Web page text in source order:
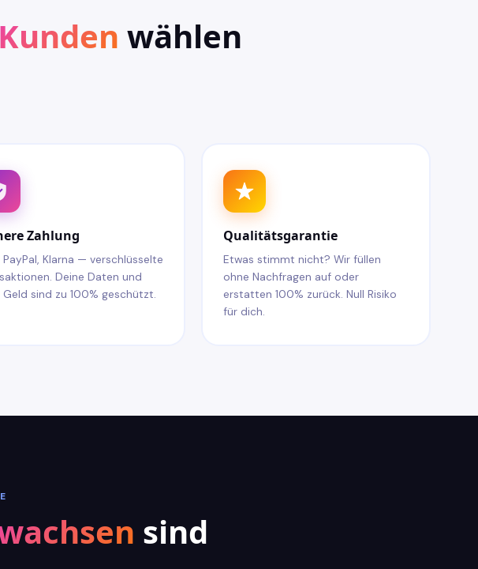
wählen
Zahlung
PayPal, Klarna — verschlüsselte
Deine Daten und
Geld sind zu 100% geschützt.
Qualitätsgarantie
Etwas stimmt nicht? Wir füllen
ohne Nachfragen auf oder
erstatten 100% zurück. Null Risiko
für dich.
sind